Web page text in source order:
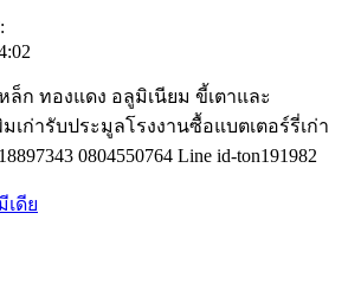
ล็ก ทองแดง อลูมิเนียม ขี้เตาและ
ก่ารับประมูลโรงงานซื้อแบตเตอร์รี่เก่า
0804550764 Line id-ton191982
เดีย